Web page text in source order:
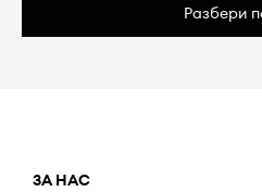
Разбери
ЗА НАС